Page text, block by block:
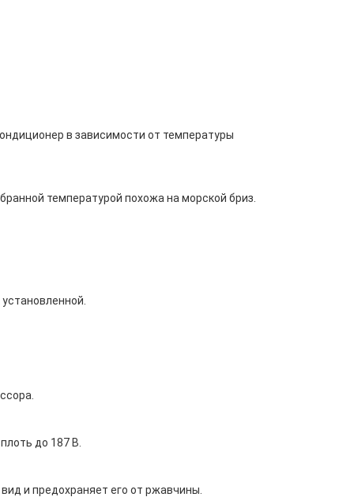
в зависимости от температуры
температурой похожа на морской бриз.
до 187 В.
и предохраняет его от ржавчины.